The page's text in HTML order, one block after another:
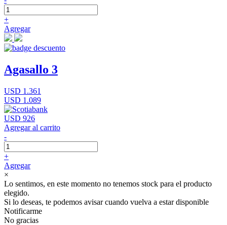
+
Agregar
Agasallo 3
USD 1.361
USD 1.089
USD 926
Agregar al carrito
-
+
Agregar
×
Lo sentimos, en este momento no tenemos stock para el producto
elegido.
Si lo deseas, te podemos avisar cuando vuelva a estar disponible
Notificarme
No gracias